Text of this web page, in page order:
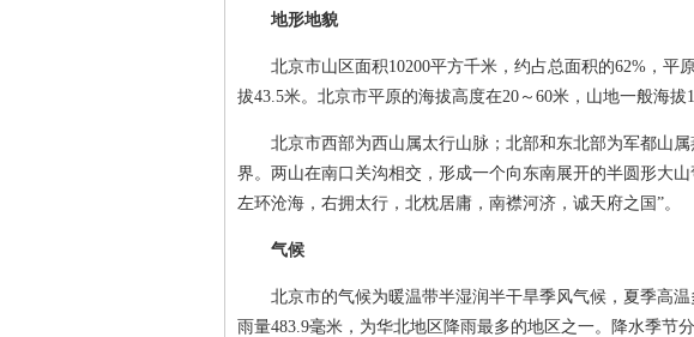
地形地貌
北京市山区面积10200平方千米，约占总面积的62%，平
拔43.5米。北京市平原的海拔高度在20～60米，山地一般海拔
北京市西部为西山属太行山脉；北部和东北部为军都山属
界。两山在南口关沟相交，形成一个向东南展开的半圆形大
左环沧海，右拥太行，北枕居庸，南襟河济，诚天府之国”。
气候
北京市的气候为暖温带半湿润半干旱季风气候，夏季高温
雨量483.9毫米，为华北地区降雨最多的地区之一。降水季节